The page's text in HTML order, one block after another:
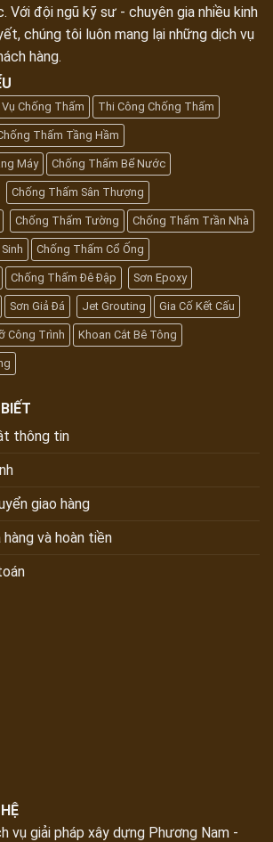
Với đội ngũ kỹ sư - chuyên gia nhiều kinh
chúng tôi luôn mang lại những dịch vụ
hàng.
Chống Thấm Thi Công Chống Thấm
Thấm Tầng Hầm
Máy Chống Thấm Bể Nước
Chống Thấm Sân Thượng
Chống Thấm Tường Chống Thấm Trần Nhà
Chống Thấm Cổ Ống
Chống Thấm Đê Đập Sơn Epoxy
Sơn Giả Đá Jet Grouting Gia Cố Kết Cấu
Công Trình Khoan Cắt Bê Tông
thông tin
giao hàng
và hoàn tiền
vụ giải pháp xây dựng Phương Nam -